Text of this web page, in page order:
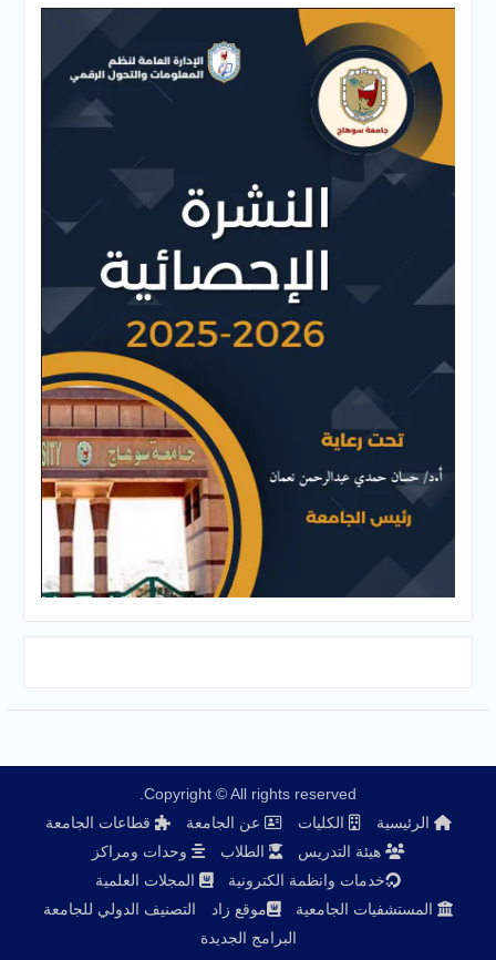
Copyright © All rights reserved.
الرئيسية
الكليات عن الجامعة
قطاعات الجامعة
هيئة التدريس
الطلاب
وحدات ومراكز
خدمات وانظمة الكترونية
المجلات العلمية
المستشفيات الجامعية
موقع زاد
التصنيف الدولي للجامعة
البرامج الجديدة